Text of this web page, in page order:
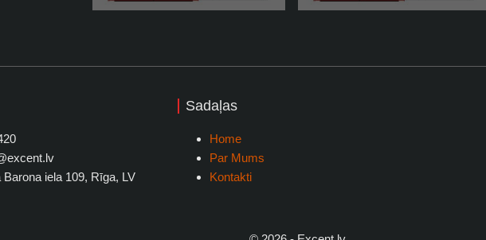
Premium segmenta granulu apkures katlus raksturo:
*| integrētās drošības tehnoloģijas
iela 109, Rīga, LV
Sadaļas
Home
Par Mums
Kontakti